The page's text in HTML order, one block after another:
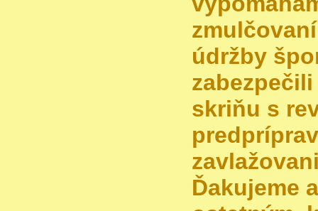
údržby
skriňu s
Ďakujeme